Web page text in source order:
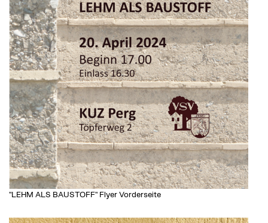
"LEHM ALS BAUSTOFF" Flyer Vorderseite